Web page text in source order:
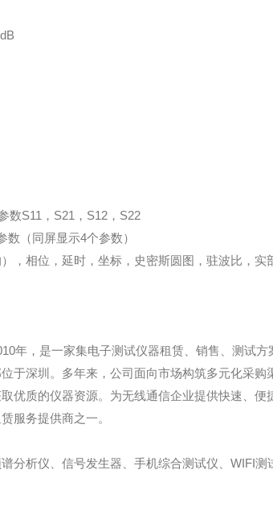
数S11，S21，S12，S22
（同屏显示4个参数）
，相位，延时，坐标，史密斯圆图，驻波比，实
年，是一家集电子测试仪器租赁、销售、测试
于深圳。多年来，公司面向市场构筑多元化采
优质的仪器资源。为无线通信企业提供快速、
服务提供商之一。
分析仪、信号发生器、手机综合测试仪、WIFI